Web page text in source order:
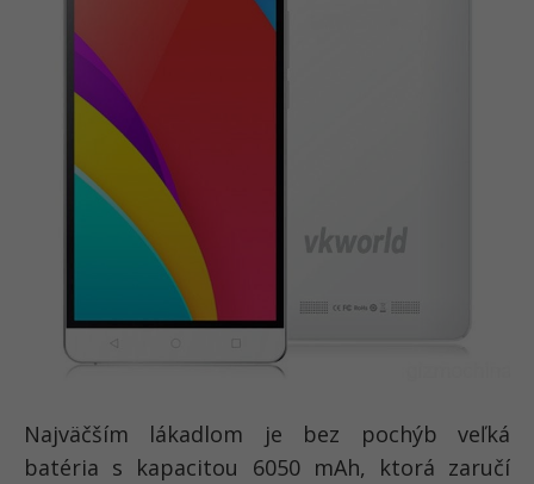
Najväčším lákadlom je bez pochýb veľká
batéria s kapacitou 6050 mAh, ktorá zaručí